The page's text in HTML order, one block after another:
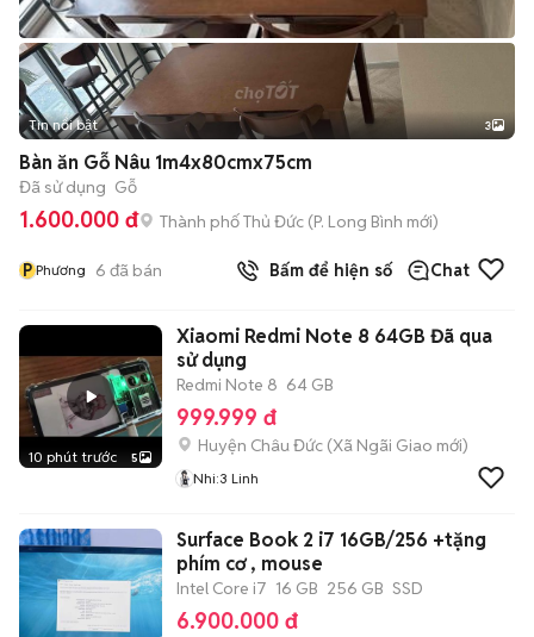
Tin nổi bật 3
Bàn ăn Gỗ Nâu 1m4x80cmx75cm
Đã sử dụng Gỗ
1.600.000 đ Thành phố Thủ Đức (P. Long Bình mới)
P Phương 6 đã bán Bấm để hiện số Chat
10 phút trước 5
Xiaomi Redmi Note 8 64GB Đã qua
sử dụng
Redmi Note 8 64 GB
999.999 đ
Huyện Châu Đức (Xã Ngãi Giao mới)
Nhi:3 Linh
Surface Book 2 i7 16GB/256 +tặng
phím cơ , mouse
Intel Core i7 16 GB 256 GB SSD
6.900.000 đ